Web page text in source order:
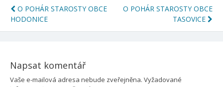
Navigace
pro
O POHÁR STAROSTY OBCE
HODONICE
O POHÁR STAROSTY OBCE
TASOVICE
Napsat komentář
Vaše e-mailová adresa nebude zveřejněna. Vyžadované